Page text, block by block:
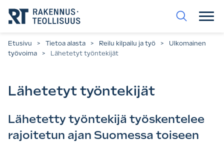
suoraan
sisältöön.
Etusivu > Tietoa alasta > Reilu kilpailu ja työ >
Ulkomainen
työvoima
> Lähetetyt työntekijät
Lähetetyt työntekijät
Lähetetty työntekijä työskentelee
rajoitetun ajan Suomessa toiseen